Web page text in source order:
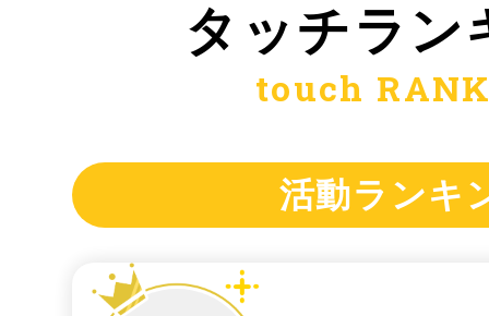
みんなのお祈り処で水族館最
水族館最高
タッチラン
touch
活動ランキ